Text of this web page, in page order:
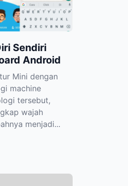
Sendiri
Android
Mini dengan
machine
tersebut,
wajah
menjadi...